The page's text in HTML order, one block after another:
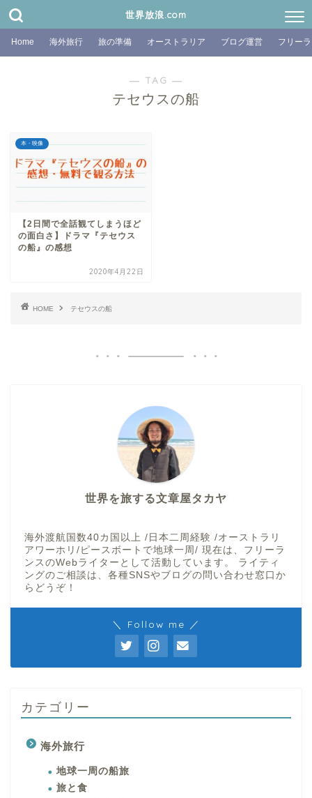
世界放浪.com
Home 海外旅行 旅の準備 オーストラリア ブログ運営 フリー
― TAG ―
テセウスの船
本・映像
【2日間で全話観てしまうほど
の面白さ】ドラマ『テセウス
の船』の感想
2020年4月22日
HOME テセウスの船
世界を旅する文章屋タカヤ
海外渡航国数40カ国以上 /日本二周経験 /オーストラリ
アワーホリ/ピースボートで地球一周/ 現在は、フリーラ
ンスのWebライターとして活動しています。 ライティ
ングのご相談は、各種SNSやブログの問い合わせ窓口か
らどうぞ！
＼ Follow me ／
カテゴリー
海外旅行
地球一周の船旅
旅と食